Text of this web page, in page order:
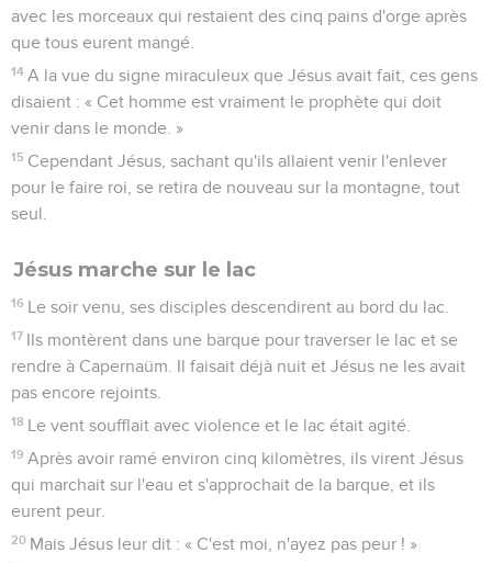
avec les morceaux qui restaient des cinq pains d'orge après
que tous eurent mangé.
14 A la vue du signe miraculeux que Jésus avait fait, ces gens
disaient : « Cet homme est vraiment le prophète qui doit
venir dans le monde. »
15 Cependant Jésus, sachant qu'ils allaient venir l'enlever
pour le faire roi, se retira de nouveau sur la montagne, tout
seul.
Jésus marche sur le lac
16 Le soir venu, ses disciples descendirent au bord du lac.
17 Ils montèrent dans une barque pour traverser le lac et se
rendre à Capernaüm. Il faisait déjà nuit et Jésus ne les avait
pas encore rejoints.
18 Le vent soufflait avec violence et le lac était agité.
19 Après avoir ramé environ cinq kilomètres, ils virent Jésus
qui marchait sur l'eau et s'approchait de la barque, et ils
eurent peur.
20 Mais Jésus leur dit : « C'est moi, n'ayez pas peur ! »